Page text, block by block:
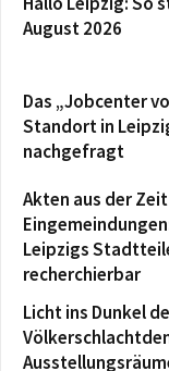
August 2026
Das „Jobcenter
Standort in
nachgefragt
Akten aus der
Leipzigs
recherchierbar
Licht ins Dunkel